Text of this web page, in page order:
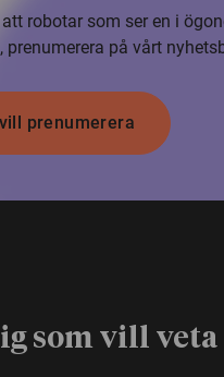
robotar som ser en i
prenumerera på vårt
prenumerera
som vill veta